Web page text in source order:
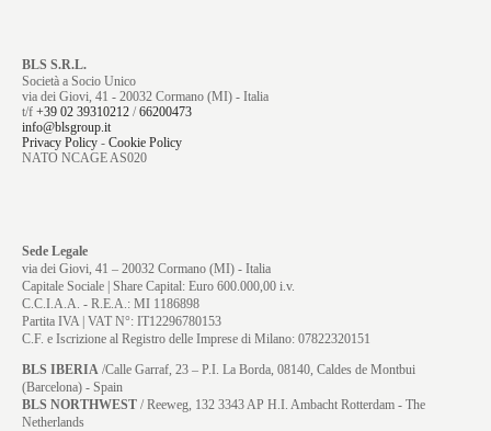
BLS S.R.L.
Società a Socio Unico
via dei Giovi, 41 - 20032 Cormano (MI) - Italia
t/f +39 02 39310212 /66200473
info@blsgroup.it
Privacy Policy - Cookie Policy
NATO NCAGE AS020
Sede Legale
via dei Giovi, 41 – 20032 Cormano (MI) - Italia
Capitale Sociale | Share Capital: Euro 600.000,00 i.v.
C.C.I.A.A. - R.E.A.: MI 1186898
Partita IVA | VAT N°: IT12296780153
C.F. e Iscrizione al Registro delle Imprese di Milano: 07822320151
BLS IBERIA /Calle Garraf, 23 – P.I. La Borda, 08140, Caldes de Montbui
(Barcelona) - Spain
BLS NORTHWEST / Reeweg, 132 3343 AP H.I. Ambacht Rotterdam - The
Netherlands